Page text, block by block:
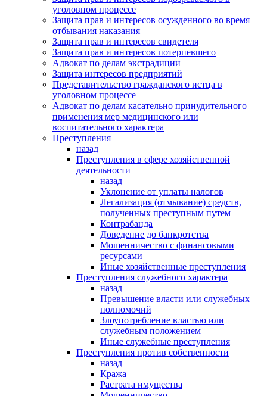
уголовном процессе
Защита прав и интересов осужденного во время
отбывания наказания
Защита прав и интересов свидетеля
Защита прав и интересов потерпевшего
Адвокат по делам экстрадиции
Защита интересов предприятий
Представительство гражданского истца в
уголовном процессе
Адвокат по делам касательно принудительного
применения мер медицинского или
воспитательного характера
Преступления
назад
Преступления в сфере хозяйственной
деятельности
назад
Уклонение от уплаты налогов
Легализация (отмывание) средств,
полученных преступным путем
Контрабанда
Доведение до банкротства
Мошенничество с финансовыми
ресурсами
Иные хозяйственные преступления
Преступления служебного характера
назад
Превышение власти или служебных
полномочий
Злоупотребление властью или
служебным положением
Иные служебные преступления
Преступления против собственности
назад
Кража
Растрата имущества